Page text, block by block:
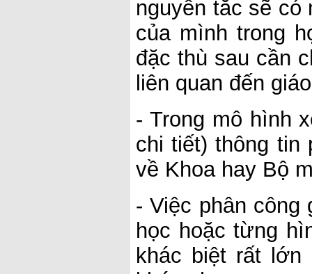
nguyên tắc sẽ có
của mình trong
đặc thù sau cần
liên quan đến
- Trong mô hình
chi tiết) thông tin
về Khoa hay Bộ
- Việc phân công
học hoặc từng
khác biệt rất